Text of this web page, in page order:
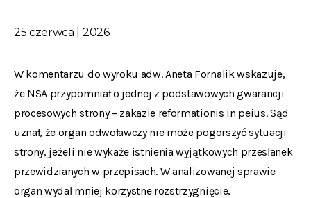
25 czerwca | 2026
W komentarzu do wyroku adw. Aneta Fornalikwskazuje,
że NSA przypomniał o jednej z podstawowych gwarancji
procesowych strony – zakazie reformationis in peius. Sąd
uznał, że organ odwoławczy nie może pogorszyć sytuacji
strony, jeżeli nie wykaże istnienia wyjątkowych przesłanek
przewidzianych w przepisach. W analizowanej sprawie
organ wydał mniej korzystne rozstrzygnięcie,